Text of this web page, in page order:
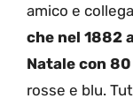
amico e
che nel 1882
Natale con
rosse e blu.